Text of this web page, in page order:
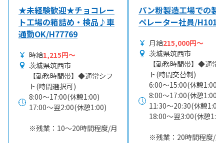
★未経験歓迎★チョコレー
ト工場の箱詰め・検品♪車
通勤OK/H77769
時給1,215円～
茨城県筑西市
【勤務時間帯】◆通常シフ
ト(時間選択可)
8:00〜17:00(休憩1:00)
17:00〜翌2:00(休憩1:00)
※残業：10〜20時間程度/月
パン粉製造工場での製
ペレーター社員/
月給215,000円～
茨城県筑西市
【勤務時間帯】◆通常
ト(時間交替制)
6:00〜15:00(休憩1:00)
8:00〜17:00(休憩1:00)
11:30〜20:30(休憩1:00)
18:00〜翌3:00(休憩
※残業：20時間程度/月